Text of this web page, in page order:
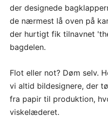
der designede
de nærmest lå oven på
der hurtigt fik tilnavnet
bagdelen.
Flot eller not? Døm selv.
vi altid bildesignere, der
fra papir til produktion,
viskelæderet.